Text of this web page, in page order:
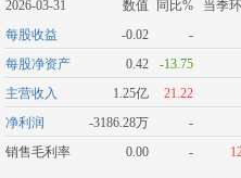
2026-03-31 数值 同比%
当季
每股收益
-0.02 -
每股净资产
0.42 -13.75
主营收入
1.25亿 21.22
净利润
-3186.28万 -
销售毛利率
0.00 -